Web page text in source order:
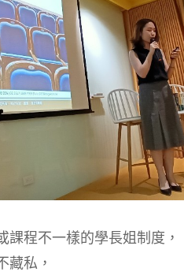
程不一樣的學長姐制度，
藏私，